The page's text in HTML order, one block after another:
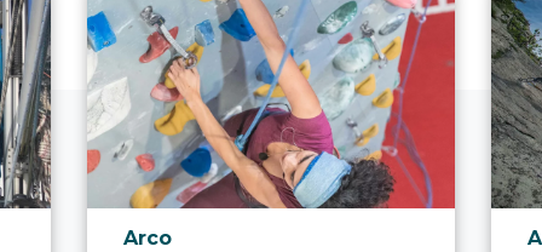
Località punto di interesse
Arco